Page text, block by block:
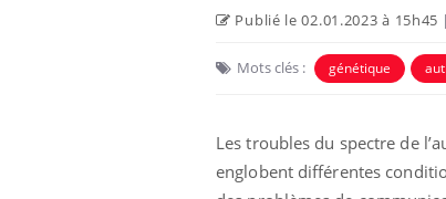
Publié le 02.01.2023 à 15h45
Mots clés : génétique
Les troubles du spectre de
englobent différentes